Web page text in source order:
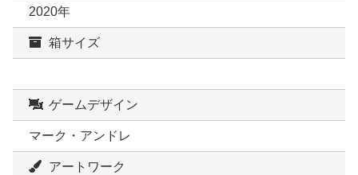
2020年
箱サイズ
ゲームデザイン
マーク・アンドレ
アートワーク